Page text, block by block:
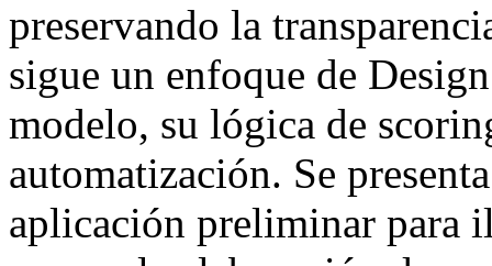
preservando la
sigue un enfoque de
modelo, su lógica de
automatización. Se
aplicación preliminar para